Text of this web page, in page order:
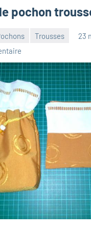
pochon
Trousses
23